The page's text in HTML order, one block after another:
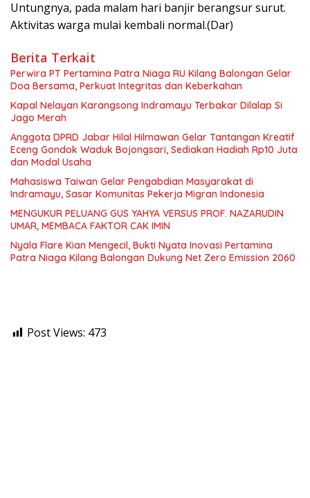
Untungnya, pada malam hari banjir berangsur surut.
Aktivitas warga mulai kembali normal.(Dar)
Berita Terkait
Perwira PT Pertamina Patra Niaga RU Kilang Balongan Gelar
Doa Bersama, Perkuat Integritas dan Keberkahan
Kapal Nelayan Karangsong Indramayu Terbakar Dilalap Si
Jago Merah
Anggota DPRD Jabar Hilal Hilmawan Gelar Tantangan Kreatif
Eceng Gondok Waduk Bojongsari, Sediakan Hadiah Rp10 Juta
dan Modal Usaha
Mahasiswa Taiwan Gelar Pengabdian Masyarakat di
Indramayu, Sasar Komunitas Pekerja Migran Indonesia
MENGUKUR PELUANG GUS YAHYA VERSUS PROF. NAZARUDIN
UMAR, MEMBACA FAKTOR CAK IMIN
Nyala Flare Kian Mengecil, Bukti Nyata Inovasi Pertamina
Patra Niaga Kilang Balongan Dukung Net Zero Emission 2060
Post Views: 473